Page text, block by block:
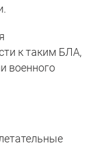
к таким БЛА,
военного